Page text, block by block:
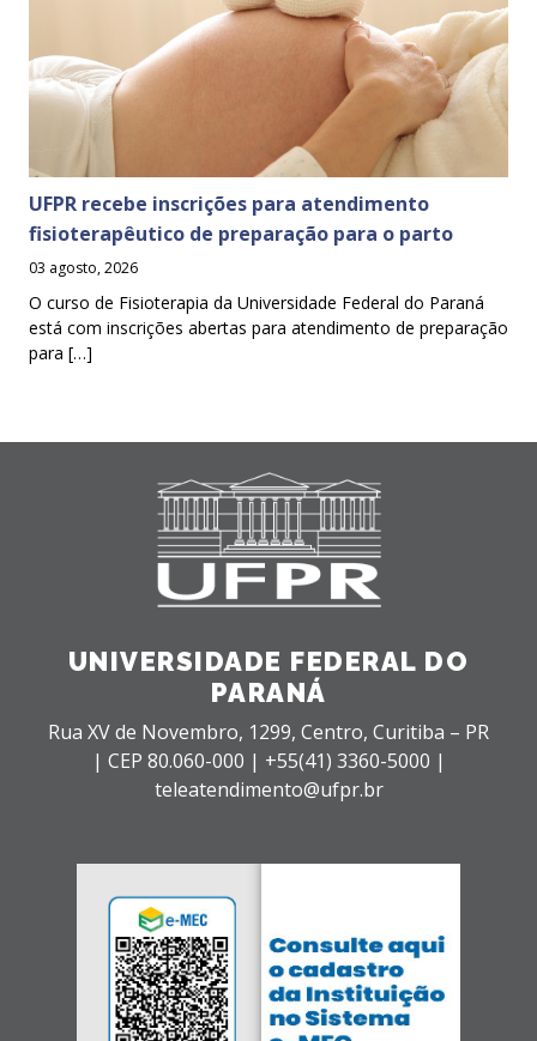
UFPR recebe inscrições para atendimento
fisioterapêutico de preparação para o parto
03 agosto, 2026
O curso de Fisioterapia da Universidade Federal do Paraná
está com inscrições abertas para atendimento de preparação
para […]
UNIVERSIDADE FEDERAL DO
PARANÁ
Rua XV de Novembro, 1299, Centro, Curitiba – PR
| CEP 80.060-000 | +55(41) 3360-5000 |
teleatendimento@ufpr.br